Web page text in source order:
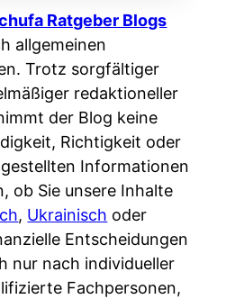
Ratgeber Blogs
allgemeinen
Trotz sorgfältiger
redaktioneller
der Blog keine
Richtigkeit oder
Informationen
ob Sie unsere Inhalte
, Ukrainisch oder
Entscheidungen
nur nach individueller
Fachpersonen,